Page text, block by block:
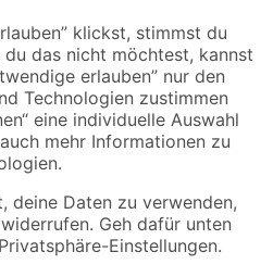
Die dargestellten Angebote sind unter
Die angegebenen Verfügbarkeiten beziehen